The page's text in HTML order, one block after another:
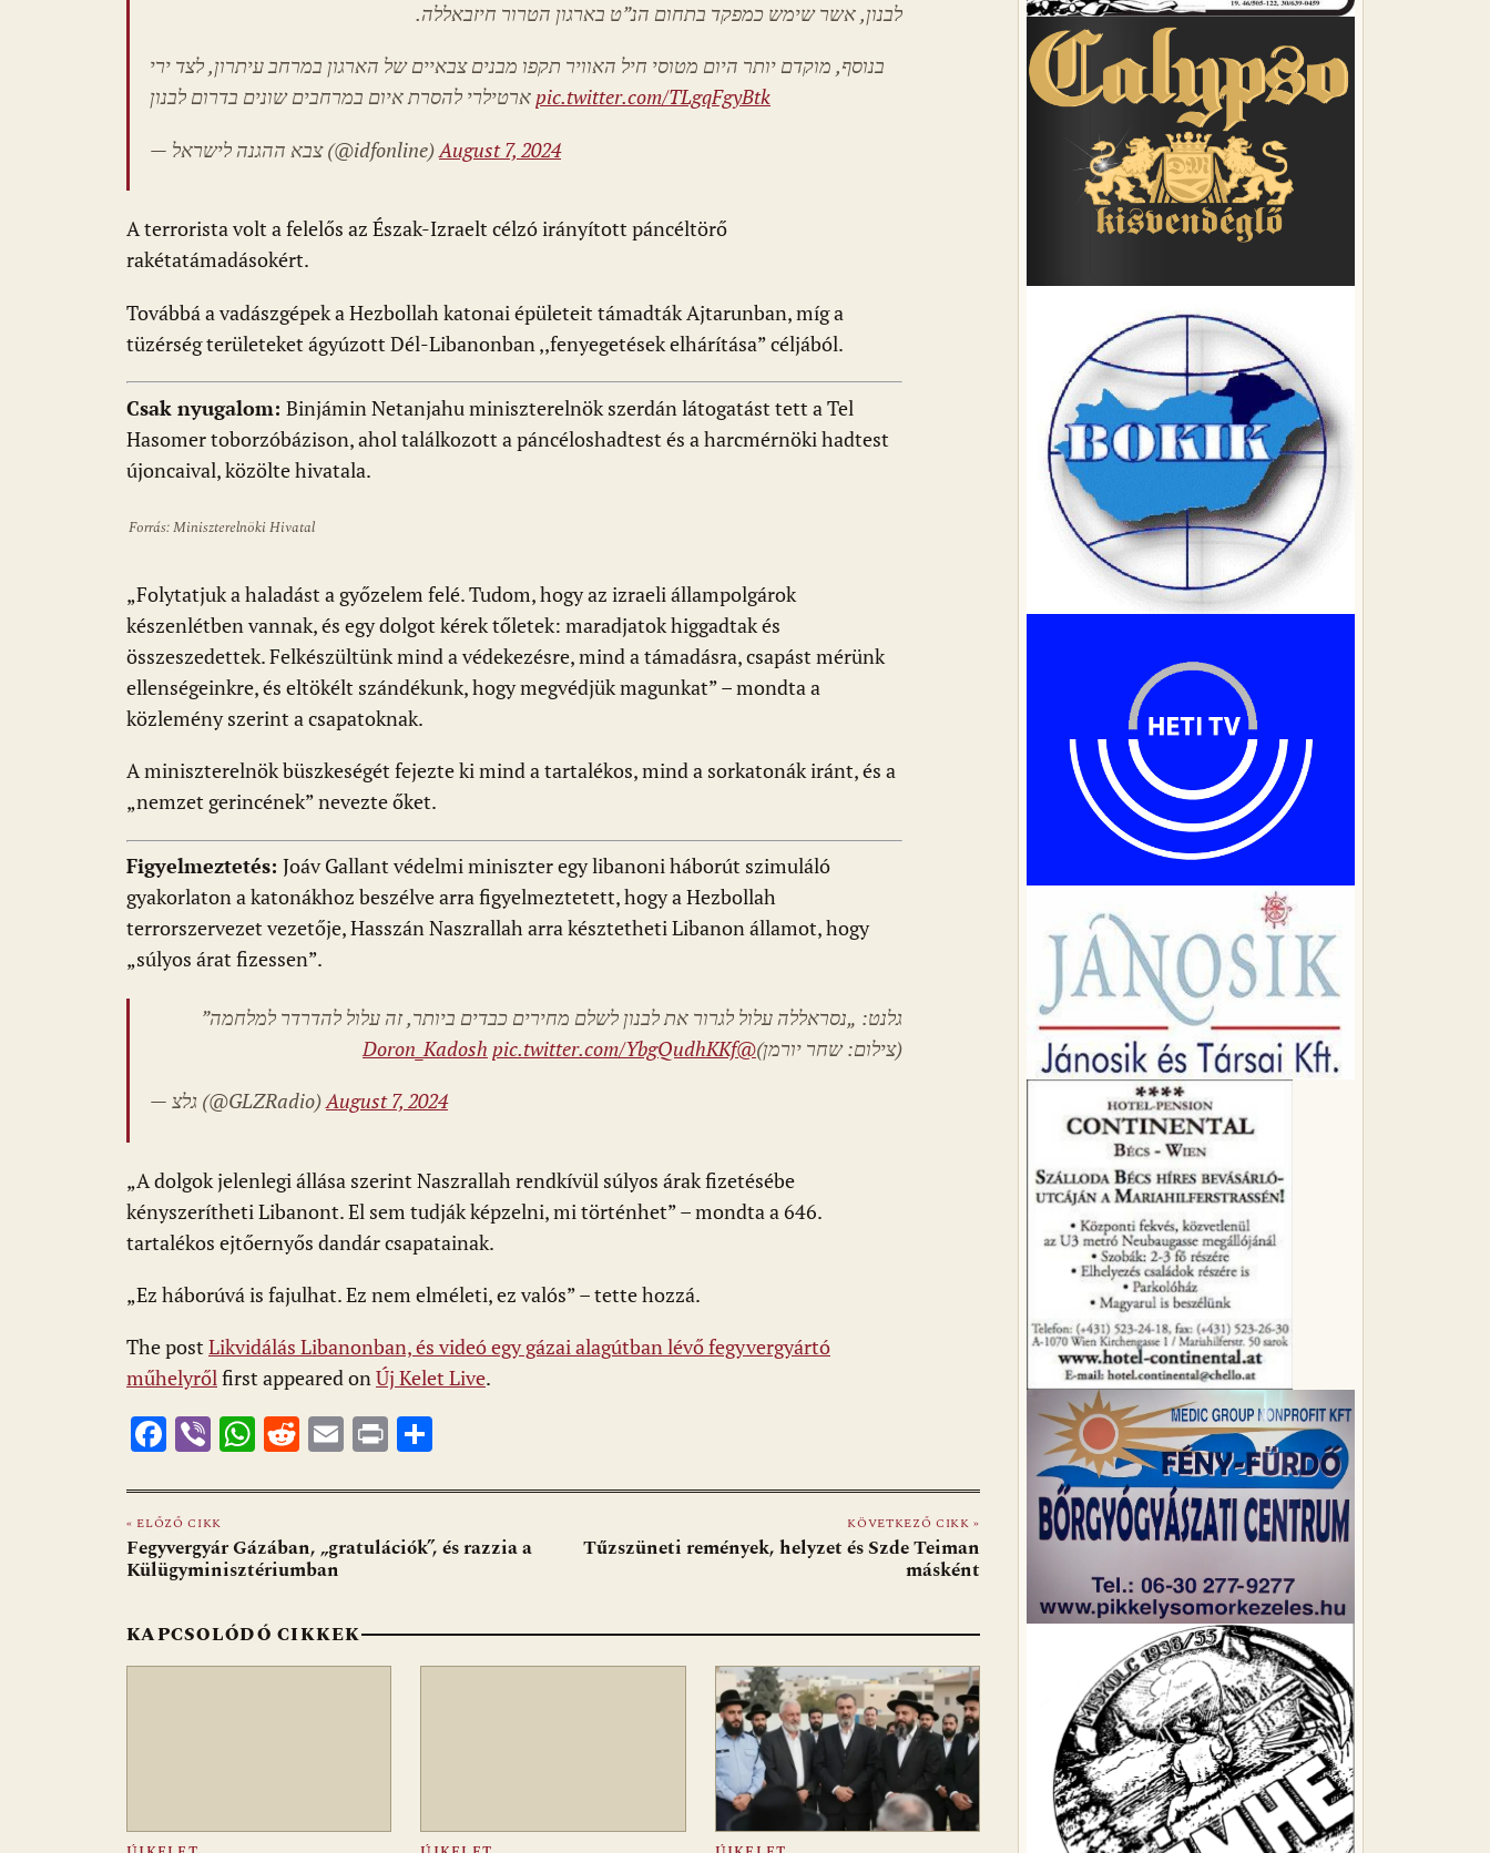
לבנון, אשר שימש כמפקד בתחום הנ”ט בארגון הטרור חיזבאללה.
בנוסף, מוקדם יותר היום מטוסי חיל האוויר תקפו מבנים צבאיים של הארגון במרחב עיתרון, לצד ירי
pic.twitter.com/TLgqFgyBtk
— צבא ההגנה לישראל (@idfonline) August 7, 2024
A terrorista volt a felelős az Észak-Izraelt célzó irányított páncéltörő
rakétatámadásokért.
Továbbá a vadászgépek a Hezbollah katonai épületeit támadták Ajtarunban, míg a
tüzérség területeket ágyúzott Dél-Libanonban ,,fenyegetések elhárítása” céljából.
Csak nyugalom: Binjámin Netanjahu miniszterelnök szerdán látogatást tett a Tel
Hasomer toborzóbázison, ahol találkozott a páncéloshadtest és a harcmérnöki hadtest
újoncaival, közölte hivatala.
Forrás: Miniszterelnöki Hivatal
„Folytatjuk a haladást a győzelem felé. Tudom, hogy az izraeli állampolgárok
készenlétben vannak, és egy dolgot kérek tőletek: maradjatok higgadtak és
összeszedettek. Felkészültünk mind a védekezésre, mind a támadásra, csapást mérünk
ellenségeinkre, és eltökélt szándékunk, hogy megvédjük magunkat” – mondta a
közlemény szerint a csapatoknak.
A miniszterelnök büszkeségét fejezte ki mind a tartalékos, mind a sorkatonák iránt, és a
„nemzet gerincének” nevezte őket.
Figyelmeztetés: Joáv Gallant védelmi miniszter egy libanoni háborút szimuláló
gyakorlaton a katonákhoz beszélve arra figyelmeztetett, hogy a Hezbollah
terrorszervezet vezetője, Hasszán Naszrallah arra késztetheti Libanon államot, hogy
„súlyos árat fizessen”.
גלנט: „נסראללה עלול לגרור את לבנון לשלם מחירים כבדים ביותר, זה עלול להדרדר למלחמה”
(צילום: שחר יורמן)@Doron_Kadosh
pic.twitter.com/YbgQudhKKf
— גלצ (@GLZRadio)August 7, 2024
„A dolgok jelenlegi állása szerint Naszrallah rendkívül súlyos árak fizetésébe
kényszerítheti Libanont. El sem tudják képzelni, mi történhet” – mondta a 646.
tartalékos ejtőernyős dandár csapatainak.
„Ez háborúvá is fajulhat. Ez nem elméleti, ez valós” – tette hozzá.
The post Likvidálás Libanonban, és videó egy gázai alagútban lévő fegyvergyártó
műhelyrőlfirst appeared onÚj Kelet Live.
F
e
b
o
k
Vi
er
W
at
s
A
p
p
R
d
di
t
E
ai
l
Pr
t za
m
« ELŐZŐ CIKK
Fegyvergyár Gázában, „gratulációk”, és razzia a
Külügyminisztériumban
KÖVETKEZŐ CIKK »
Tűzszüneti remények, helyzet és Szde Teiman
másként
KAPCSOLÓDÓ CIKKEK